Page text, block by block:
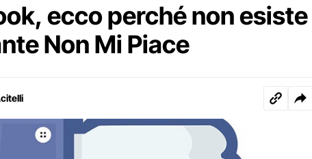
ecco perché non esiste
Non Mi Piace